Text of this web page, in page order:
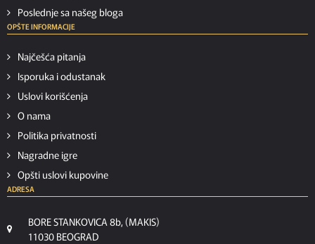
Poslednje sa našeg bloga
OPŠTE INFORMACIJE
Najčešća pitanja
Isporuka i odustanak
Uslovi korišćenja
O nama
Politika privatnosti
Nagradne igre
Opšti uslovi kupovine
ADRESA
BORE STANKOVICA 8b, (MAKIS)
11030 BEOGRAD